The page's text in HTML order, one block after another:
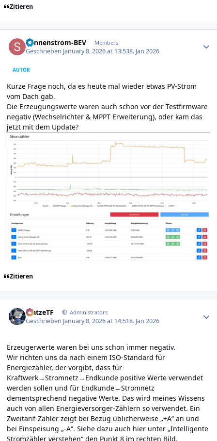
Zitieren
Sonnenstrom-BEV Members
Geschrieben January 8, 2026 at 13:538. Jan 2026
AUTOR
Kurze Frage noch, da es heute mal wieder etwas PV-Strom
vom Dach gab.
Die Erzeugungswerte waren auch schon vor der Testfirmware
negativ (Wechselrichter & MPPT Erweiterung), oder kam das
jetzt mit dem Update?
Zitieren
MatzeTF Administrators
Geschrieben January 8, 2026 at 14:518. Jan 2026
Erzeugerwerte waren bei uns schon immer negativ.
Wir richten uns da nach einem ISO-Standard für
Energiezähler, der vorgibt, dass für
Kraftwerk→Stromnetz→Endkunde positive Werte verwendet
werden sollen und für Endkunde→Stromnetz
dementsprechend negative Werte. Das wird meines Wissens
auch von allen Energieversorger-Zählern so verwendet. Ein
Zweitarif-Zähler zeigt bei Bezug üblicherweise „+A“ an und
bei Einspeisung „-A“. Siehe dazu auch hier unter „Intelligente
Stromzähler verstehen“ den Punkt 8 im rechten Bild.